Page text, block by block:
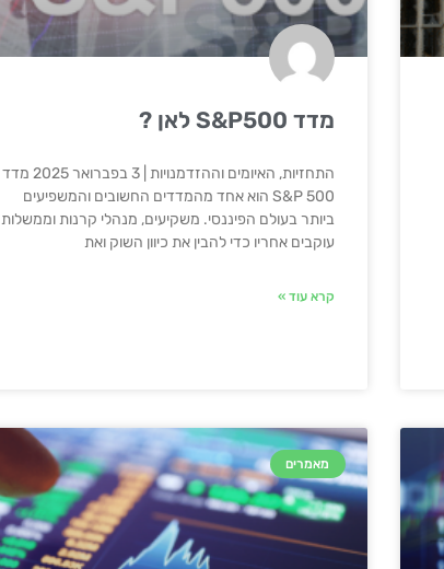
מדד S&P500 לאן ?
התחזיות, האיומים וההזדמנויות | 3 בפברואר 2025 מדד
S&P 500 הוא אחד מהמדדים החשובים והמשפיעים
ביותר בעולם הפיננסי. משקיעים, מנהלי קרנות וממשלות
עוקבים אחריו כדי להבין את כיוון השוק ואת
קרא עוד »
מאמרים